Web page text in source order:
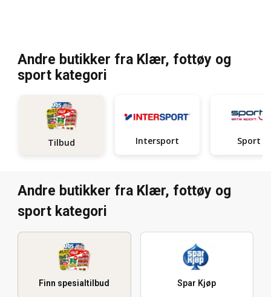
Andre butikker fra Klær, fottøy og
sport kategori
Tilbud Intersport Sport 1
Andre butikker fra Klær, fottøy og
sport kategori
Finn spesialtilbud Spar Kjøp